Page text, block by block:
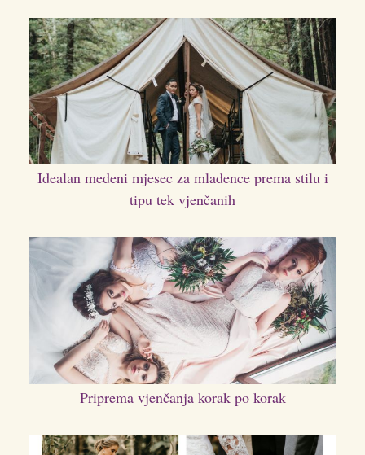
Idealan medeni mjesec za mladence prema stilu i
tipu tek vjenčanih
Priprema vjenčanja korak po korak